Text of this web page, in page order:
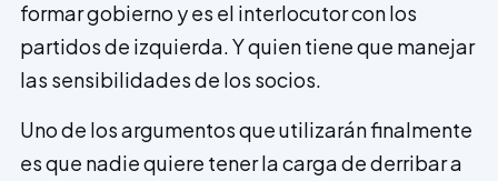
formar gobierno y es el interlocutor con los
partidos de izquierda. Y quien tiene que manejar
las sensibilidades de los socios.
Uno de los argumentos que utilizarán finalmente
es que nadie quiere tener la carga de derribar a